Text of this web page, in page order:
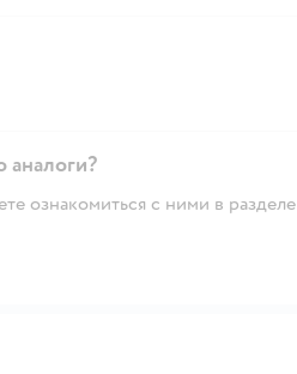
аналоги?
ознакомиться с ними в разделе